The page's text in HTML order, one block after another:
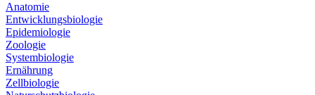
Anatomie
Entwicklungsbiologie
Epidemiologie
Zoologie
Systembiologie
Ernährung
Zellbiologie